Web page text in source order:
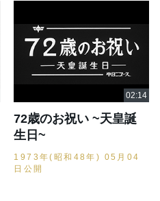
72歳のお祝い ~天皇誕
生日~
1973年(昭和48年) 05月04
日公開